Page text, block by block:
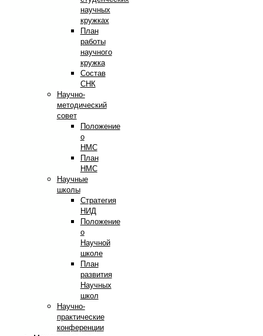
научных
кружках
План
работы
научного
кружка
Состав
СНК
Научно-
методический
совет
Положение
о
НМС
План
НМС
Научные
школы
Стратегия
НИД
Положение
о
Научной
школе
План
развития
Научных
школ
Научно-
практические
конференции